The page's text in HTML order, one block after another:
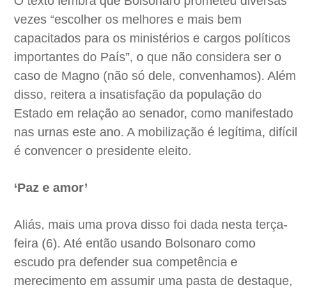
vezes “escolher os melhores e mais bem
capacitados para os ministérios e cargos políticos
importantes do País”, o que não considera ser o
caso de Magno (não só dele, convenhamos). Além
disso, reitera a insatisfação da população do
Estado em relação ao senador, como manifestado
nas urnas este ano. A mobilização é legítima, difícil
é convencer o presidente eleito.
‘Paz e amor’
Aliás, mais uma prova disso foi dada nesta terça-
feira (6). Até então usando Bolsonaro como
escudo pra defender sua competência e
merecimento em assumir uma pasta de destaque,